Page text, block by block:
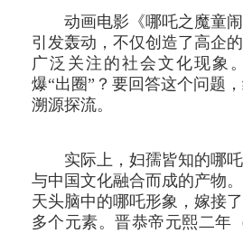
动画电影《哪吒之魔童
引发轰动，不仅创造了高企
广泛关注的社会文化现象
爆“出圈”？要回答这个问题
溯源探流。
实际上，妇孺皆知的哪
与中国文化融合而成的产物
天头脑中的哪吒形象，嫁接
多个元素。晋恭帝元熙二年